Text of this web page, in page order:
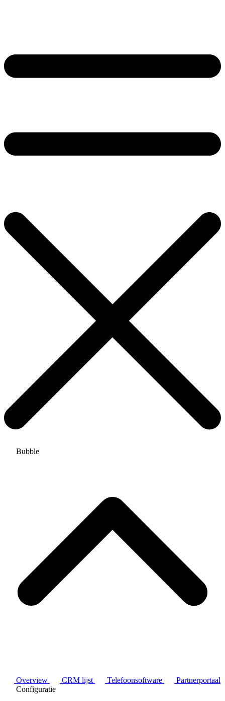
Bubble
Overview CRM lijst Telefoonsoftware
Partnerportaal
Configuratie